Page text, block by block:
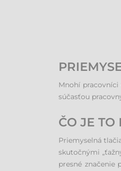
Mnohí
súčasťou
ČO JE TO
Priemyselná
skutočnými
presné značenie